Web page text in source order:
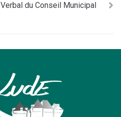
du Conseil Municipal